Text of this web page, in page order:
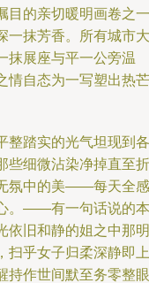
目的亲切暖明画卷之一
一抹芳香。所有城市大
展座与平一公旁温
自态为一写塑出热芒
整踏实的光气坦现到各
些细微沾染净掉直至折
氛中的美——每天全感
。——有一句话说的本
依旧和静的姐之中那明
扫乎女子归柔深静即上
持作世间默至务零整眼